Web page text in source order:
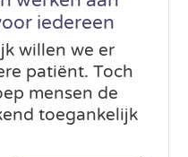
iedereen
willen we er
patiënt. Toch
mensen de
toegankelijk